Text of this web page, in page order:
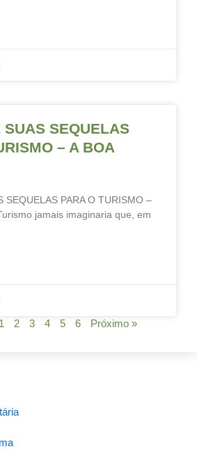
SUAS SEQUELAS
– A BOA
SEQUELAS PARA O TURISMO –
jamais imaginaria que, em
1 2 3 4 5 6 Próximo »